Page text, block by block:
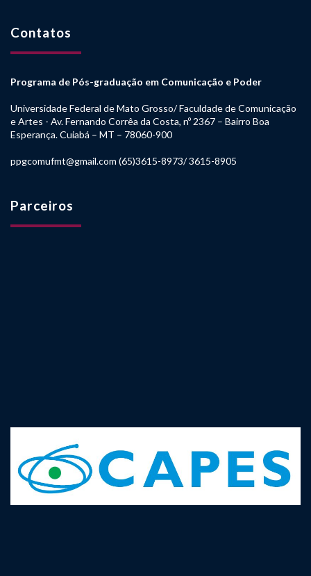
Contatos
Programa de Pós-graduação em Comunicação e Poder
Universidade Federal de Mato Grosso/ Faculdade de Comunicação
e Artes - Av. Fernando Corrêa da Costa, nº 2367 – Bairro Boa
Esperança. Cuiabá – MT – 78060-900
ppgcomufmt@gmail.com (65)3615-8973/ 3615-8905
Parceiros